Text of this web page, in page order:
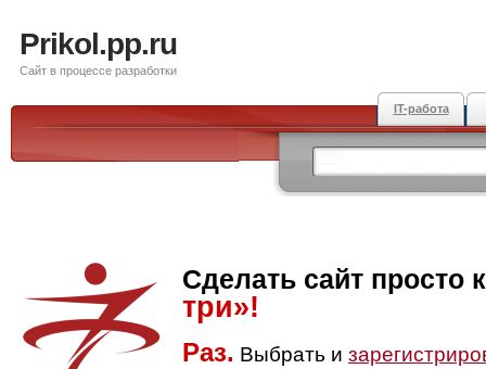
Prikol.pp.ru
Сайт в процессе разработки
IT-работа
Сделать сайт просто
три»!
Раз. Выбрать и